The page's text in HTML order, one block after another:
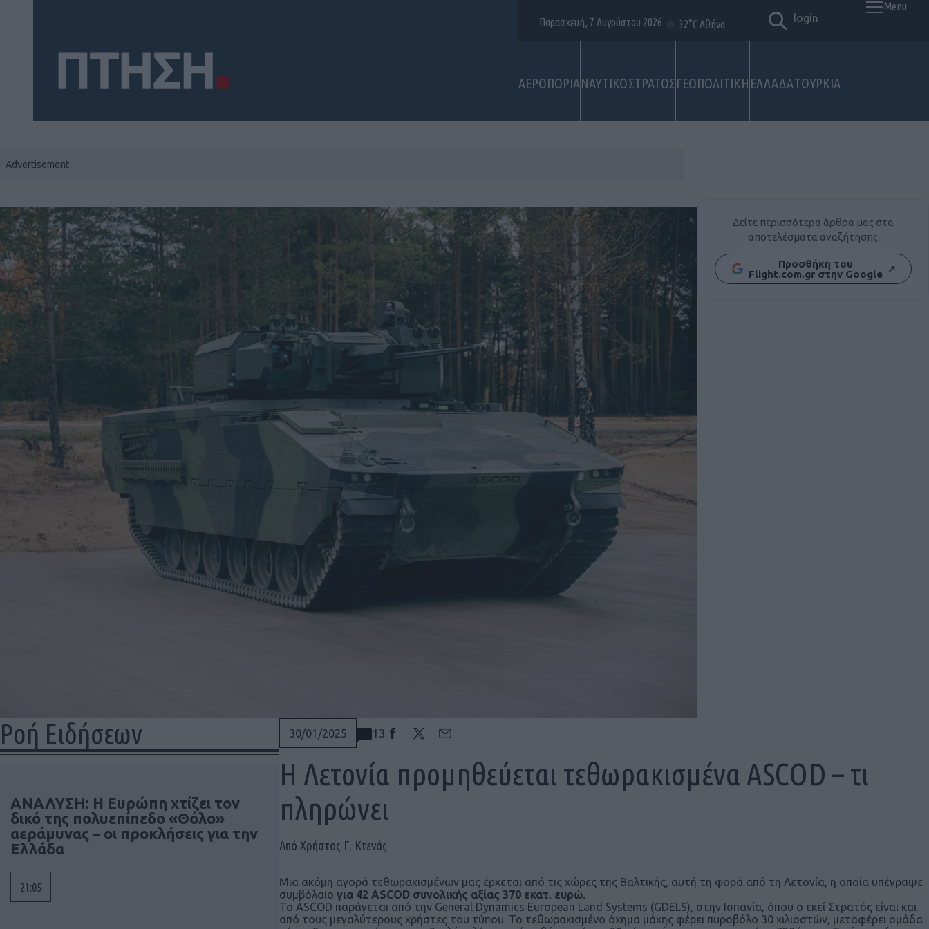
ΑΕΡΟΠΟΡΙΑΝΑΥΤΙΚΟΣΤΡΑΤΟΣΓΕΩΠΟΛΙΤΙΚΗ ΕΛΛΑΔΑΤΟΥΡΚΙΑ
Παρασκευή, 7 Αυγούστου 2026 32°C Αθήνα login
Menu
Ροή Ειδήσεων
ΑΝΑΛΥΣΗ: Η Ευρώπη χτίζει τον
δικό της πολυεπίπεδο «Θόλο»
αεράμυνας – οι προκλήσεις για την
Ελλάδα
21:05
Δείτε περισσότερα άρθρα μας στα
αποτελέσματα αναζήτησης
Προσθήκη του
Flight.com.gr στην Google ↗
30/01/2025 13
Η Λετονία προμηθεύεται τεθωρακισμένα ASCOD – τι
πληρώνει
Από Χρήστος Γ. Κτενάς
Μια ακόμη αγορά τεθωρακισμένων μας έρχεται από τις χώρες της Βαλτικής, αυτή τη φορά από τη Λετονία, η οποία υπέγραψε
συμβόλαιο για 42 ASCOD συνολικής αξίας 370 εκατ. ευρώ.
Το ASCOD παράγεται από την General Dynamics European Land Systems (GDΕLS), στην Ισπανία, όπου ο εκεί Στρατός είναι και
από τους μεγαλύτερους χρήστες του τύπου. Το τεθωρακισμένο όχημα μάχης φέρει πυροβόλο 30 χιλιοστών, μεταφέρει ομάδα